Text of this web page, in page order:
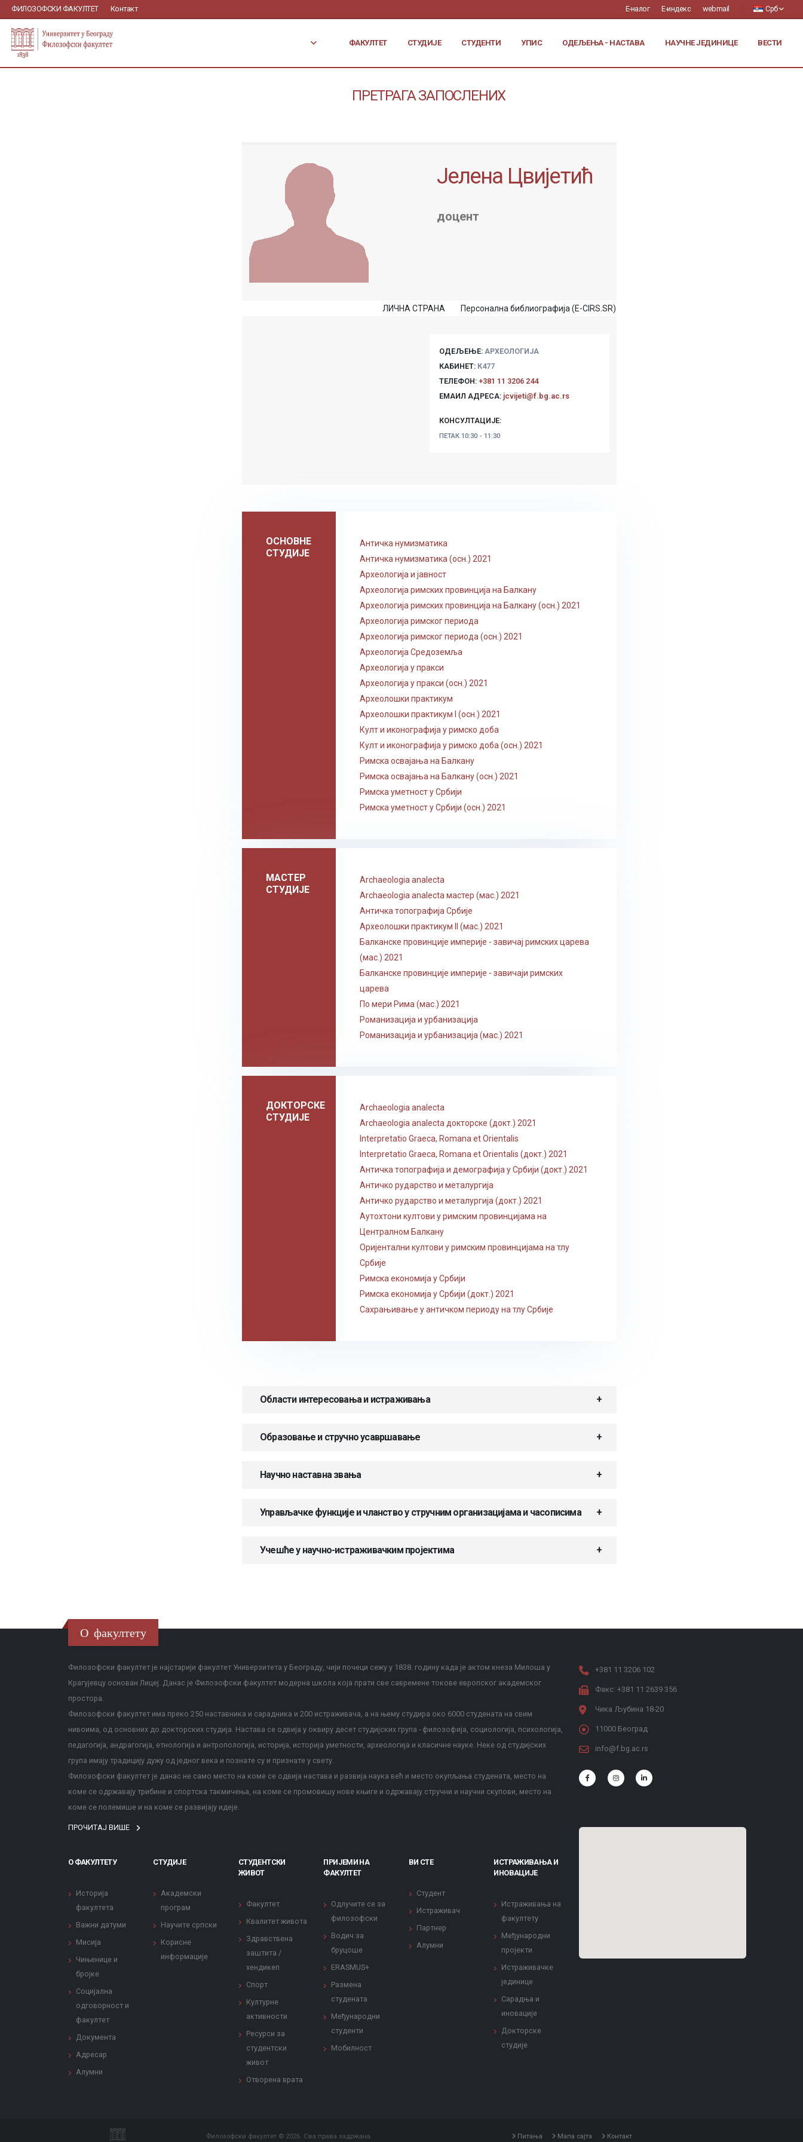
ФИЛОЗОФСКИ ФАКУЛТЕТ Контакт Е-налог Е-индекс webmail Срб
ФАКУЛТЕТ СТУДИЈЕ СТУДЕНТИ УПИС ОДЕЉЕЊА - НАСТАВА НАУЧНЕ ЈЕДИНИЦЕ ВЕСТИ
ПРЕТРАГА ЗАПОСЛЕНИХ
Јелена Цвијетић
доцент
ЛИЧНА СТРАНА Персонална библиографија (E-CIRS.SR)
ОДЕЉЕЊЕ: АРХЕОЛОГИЈА
КАБИНЕТ: К477
ТЕЛЕФОН: +381 11 3206 244
ЕМАИЛ АДРЕСА: jcvijeti@f.bg.ac.rs
КОНСУЛТАЦИЈЕ:
ПЕТАК 10:30 - 11:30
ОСНОВНЕ
СТУДИЈЕ
Античка нумизматика
Античка нумизматика (осн.) 2021
Археологија и јавност
Археологија римских провинција на Балкану
Археологија римских провинција на Балкану (осн.) 2021
Археологија римског периода
Археологија римског периода (осн.) 2021
Археологија Средоземља
Археологија у пракси
Археологија у пракси (осн.) 2021
Археолошки практикум
Археолошки практикум I (осн.) 2021
Култ и иконографија у римско доба
Култ и иконографија у римско доба (осн.) 2021
Римска освајања на Балкану
Римска освајања на Балкану (осн.) 2021
Римска уметност у Србији
Римска уметност у Србији (осн.) 2021
МАСТЕР
СТУДИЈЕ
Archaeologia analecta
Archaeologia analecta мастер (мас.) 2021
Античка топографија Србије
Археолошки практикум II (мас.) 2021
Балканске провинције империје - завичај римских царева
(мас.) 2021
Балканске провинције империје - завичаји римских
царева
По мери Рима (мас.) 2021
Романизација и урбанизација
Романизација и урбанизација (мас.) 2021
ДОКТОРСКЕ
СТУДИЈЕ
Archaeologia analecta
Archaeologia analecta докторске (докт.) 2021
Interpretatio Graeca, Romana et Orientalis
Interpretatio Graeca, Romana et Orientalis (докт.) 2021
Античка топографија и демографија у Србији (докт.) 2021
Античко рударство и металургија
Античко рударство и металургија (докт.) 2021
Аутохтони култови у римским провинцијама на
Централном Балкану
Оријентални култови у римским провинцијама на тлу
Србије
Римска економија у Србији
Римска економија у Србији (докт.) 2021
Сахрањивање у античком периоду на тлу Србије
Области интересовања и истраживања
Образовање и стручно усавршавање
Научно наставна звања
Управљачке функције и чланство у стручним организацијама и часописима
Учешће у научно-истраживачким пројектима
О факултету
Филозофски факултет је најстарији факултет Универзитета у Београду, чији почеци сежу у 1838. годину када је актом кнеза Милоша у
Крагујевцу основан Лицеј. Данас је Филозофски факултет модерна школа која прати све савремене токове европског академског
простора.
Филозофски факултет има преко 250 наставника и сарадника и 200 истраживача, а на њему студира око 6000 студената на свим
нивоима, од основних до докторских студија. Настава се одвија у оквиру десет студијских група - филозофија, социологија, психологија,
педагогија, андрагогија, етнологија и антропологија, историја, историја уметности, археологија и класичне науке. Неке од студијских
група имају традицију дужу од једног века и познате су и признате у свету.
Филозофски факултет је данас не само место на коме се одвија настава и развија наука већ и место окупљања студената, место на
коме се одржавају трибине и спортска такмичења, на коме се промовишу нове књиге и одржавају стручни и научни скупови, место на
коме се полемише и на коме се развијају идеје.
ПРОЧИТАЈ ВИШЕ
О ФАКУЛТЕТУ
Историја
факултета
Важни датуми
Мисија
Чињенице и
бројке
Социјална
одговорност и
факултет
Документа
Адресар
Алумни
СТУДИЈЕ
Академски
програм
Научите српски
Корисне
информације
СТУДЕНТСКИ
ЖИВОТ
Факултет
Квалитет живота
Здравствена
заштита /
хендикеп
Спорт
Културне
активности
Ресурси за
студентски
живот
Отворена врата
ПРИЈЕМИ НА
ФАКУЛТЕТ
Одлучите се за
филозофски
Водич за
бруцоше
ERASMUS+
Размена
студената
Међународни
студенти
Мобилност
ВИ СТЕ
Студент
Истраживач
Партнер
Алумни
ИСТРАЖИВАЊА И
ИНОВАЦИЈЕ
Истраживања на
факултету
Међународни
пројекти
Истраживачке
јединице
Сарадња и
иновације
Докторске
студије
+381 11 3206 102
Факс: +381 11 2639 356
Чика Љубина 18-20
11000 Београд
info@f.bg.ac.rs
Филозофски факултет © 2026. Сва права задржана Питања Мапа сајта Контакт